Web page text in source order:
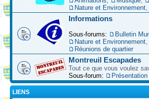
Nature et Environnement,
Informations
Sous-forums: Bulletin
Nature et Environnement,
Réunions de quartier
Montreuil Escapades
Tout ce que vous voulez
Sous-forum:
Présentation
LIENS